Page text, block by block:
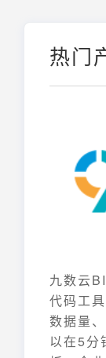
热门
九数云
代码工
数据量
以在5分